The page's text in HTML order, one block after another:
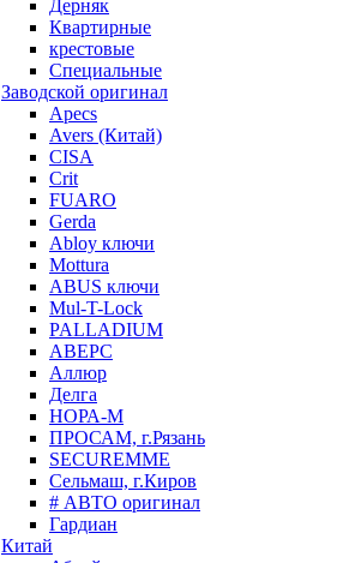
Дерняк
Квартирные
крестовые
Специальные
Заводской оригинал
Apecs
Avers (Китай)
CISA
Crit
FUARO
Gerda
Abloy ключи
Mottura
ABUS ключи
Mul-T-Lock
PALLADIUM
АВЕРС
Аллюр
Делга
НОРА-М
ПРОСАМ, г.Рязань
SECUREMME
Сельмаш, г.Киров
# АВТО оригинал
Гардиан
Китай